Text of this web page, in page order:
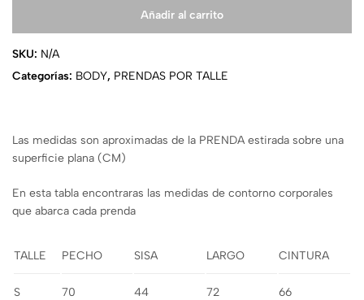
Añadir al carrito
SKU: N/A
Categorías: BODY, PRENDAS POR TALLE
Las medidas son aproximadas de la PRENDA estirada sobre una
superficie plana (CM)
En esta tabla encontraras las medidas de contorno corporales
que abarca cada prenda
TALLE PECHO SISA LARGO CINTURA
S 70 44 72 66